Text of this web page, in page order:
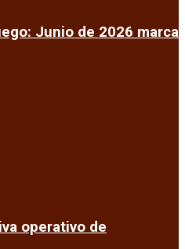
Junio de 2026 marca
operativo de